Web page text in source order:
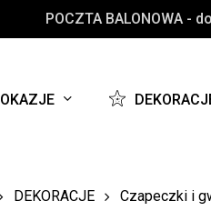
POCZTA BALONOWA -
OKAZJE
DEKORACJE Czapeczki i